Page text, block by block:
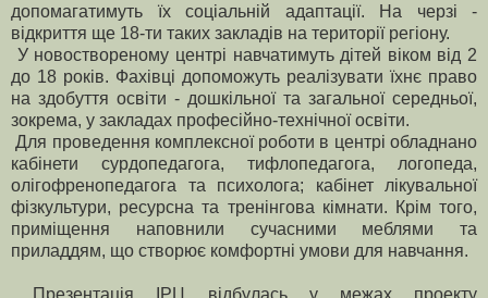
допомагатимуть їх соціальній адаптації. На черзі -
відкриття ще 18-ти таких закладів на території регіону.
У новоствореному центрі навчатимуть дітей віком від 2
до 18 років. Фахівці допоможуть реалізувати їхнє право
на здобуття освіти - дошкільної та загальної середньої,
зокрема, у закладах професійно-технічної освіти.
Для проведення комплексної роботи в центрі обладнано
кабінети сурдопедагога, тифлопедагога, логопеда,
олігофренопедагога та психолога; кабінет лікувальної
фізкультури, ресурсна та тренінгова кімнати. Крім того,
приміщення наповнили сучасними меблями та
приладдям, що створює комфортні умови для навчання.
Презентація ІРЦ відбулась у межах проекту